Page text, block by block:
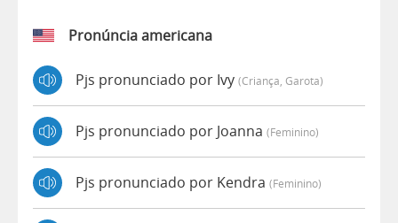
Pronúncia americana
Pjs pronunciado por Ivy (criança, Garota)
Pjs pronunciado por Joanna (feminino)
Pjs pronunciado por Kendra (feminino)